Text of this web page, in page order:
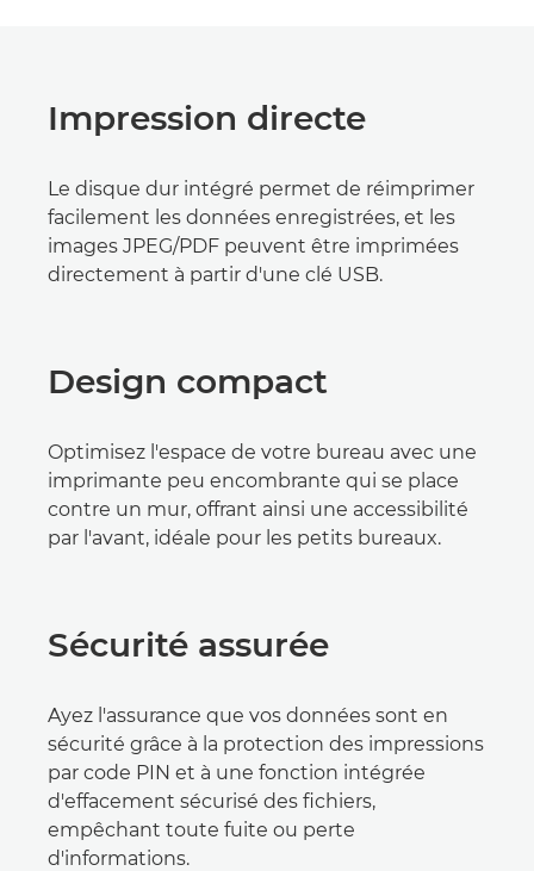
Impression directe
Le disque dur intégré permet de réimprimer
facilement les données enregistrées, et les
images JPEG/PDF peuvent être imprimées
directement à partir d'une clé USB.
Design compact
Optimisez l'espace de votre bureau avec une
imprimante peu encombrante qui se place
contre un mur, offrant ainsi une accessibilité
par l'avant, idéale pour les petits bureaux.
Sécurité assurée
Ayez l'assurance que vos données sont en
sécurité grâce à la protection des impressions
par code PIN et à une fonction intégrée
d'effacement sécurisé des fichiers,
empêchant toute fuite ou perte
d'informations.